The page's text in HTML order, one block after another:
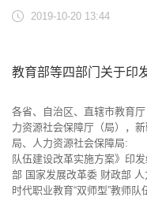
2019-10-20 13:44
各省、自治区、直辖市教育
力资源社会保障厅（局），
局、人力资源社会保障局:
队伍建设改革实施方案》印
部 国家发展改革委 财政部
时代职业教育“双师型”教师